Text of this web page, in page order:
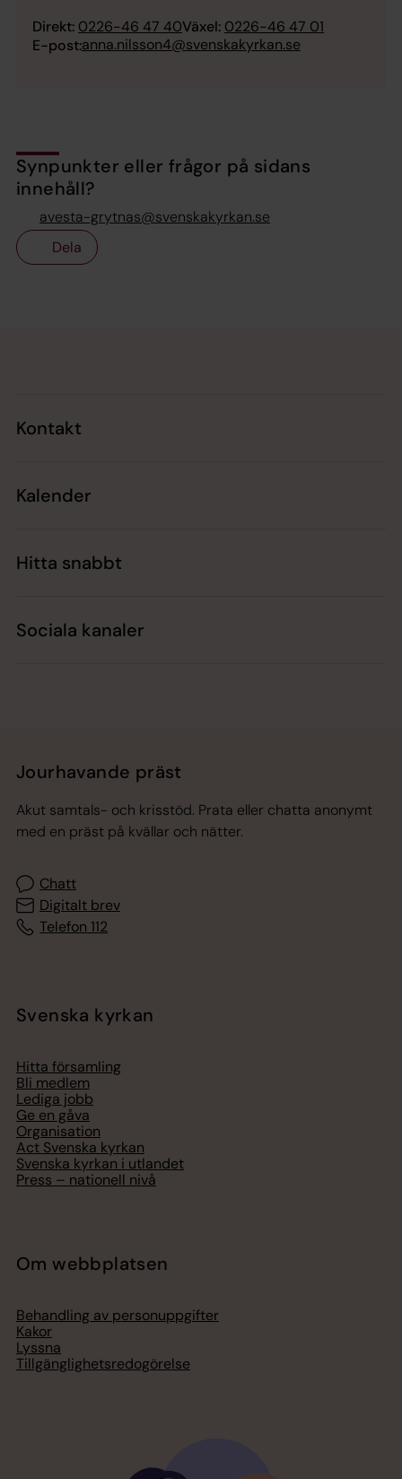
Direkt: 0226-46 47 40Växel: 0226-46 47 01
E-post:anna.nilsson4@svenskakyrkan.se
Synpunkter eller frågor på sidans
innehåll?
avesta-grytnas@svenskakyrkan.se
Dela
Kontakt
Kalender
Hitta snabbt
Sociala kanaler
Jourhavande präst
Akut samtals- och krisstöd. Prata eller chatta anonymt
med en präst på kvällar och nätter.
Chatt
Digitalt brev
Telefon 112
Svenska kyrkan
Hitta församling
Bli medlem
Lediga jobb
Ge en gåva
Organisation
Act Svenska kyrkan
Svenska kyrkan i utlandet
Press – nationell nivå
Om webbplatsen
Behandling av personuppgifter
Kakor
Lyssna
Tillgänglighetsredogörelse